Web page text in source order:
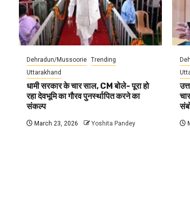
Dehradun/Mussoorie Trending
Uttarakhand
धामी सरकार के चार साल, CM बोले- पूरा हो
रहा देवभूमि का गौरव पुनर्स्थापित करने का
संकल्प
March 23, 2026 Yoshita Pandey